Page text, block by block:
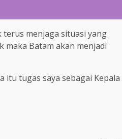
terus menjaga situasi yang
maka Batam akan menjadi
itu tugas saya sebagai Kepala